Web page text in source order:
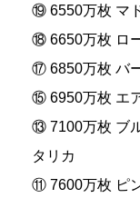
⑲ 6550万枚 マ
⑱ 6650万枚 ロ
⑰ 6850万枚 バ
⑮ 6950万枚 エ
⑬ 7100万枚 ブ
タリカ
⑪ 7600万枚 ピ